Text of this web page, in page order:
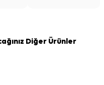
Diğer Ürünler